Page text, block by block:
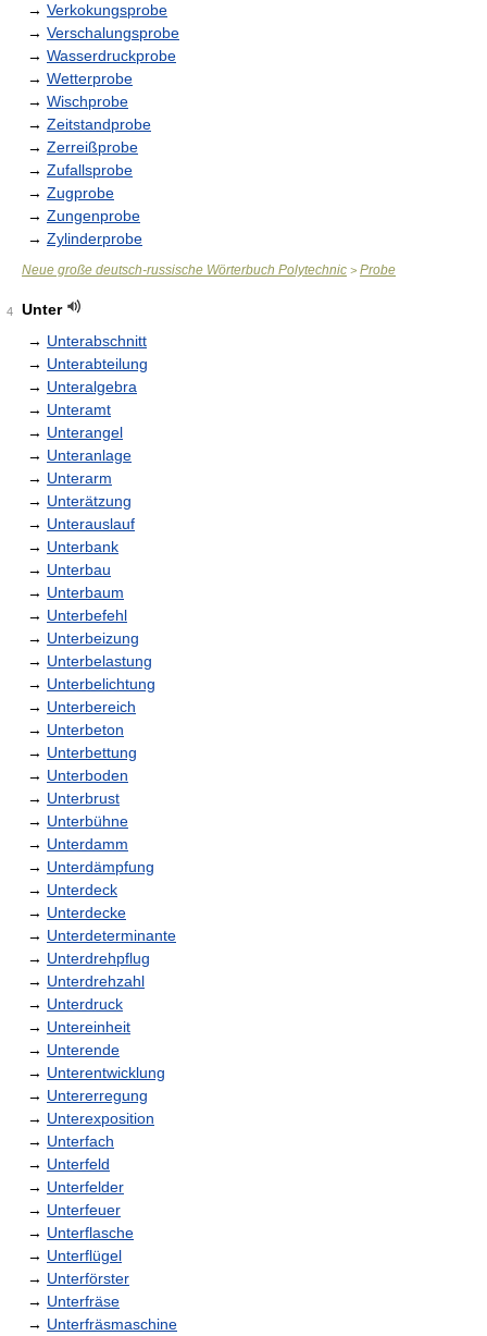
→ Verkokungsprobe
→ Verschalungsprobe
→ Wasserdruckprobe
→ Wetterprobe
→ Wischprobe
→ Zeitstandprobe
→ Zerreißprobe
→ Zufallsprobe
→ Zugprobe
→ Zungenprobe
→ Zylinderprobe
Neue große deutsch-russische Wörterbuch Polytechnic > Probe
4
Unter
→ Unterabschnitt
→ Unterabteilung
→ Unteralgebra
→ Unteramt
→ Unterangel
→ Unteranlage
→ Unterarm
→ Unterätzung
→ Unterauslauf
→ Unterbank
→ Unterbau
→ Unterbaum
→ Unterbefehl
→ Unterbeizung
→ Unterbelastung
→ Unterbelichtung
→ Unterbereich
→ Unterbeton
→ Unterbettung
→ Unterboden
→ Unterbrust
→ Unterbühne
→ Unterdamm
→ Unterdämpfung
→ Unterdeck
→ Unterdecke
→ Unterdeterminante
→ Unterdrehpflug
→ Unterdrehzahl
→ Unterdruck
→ Untereinheit
→ Unterende
→ Unterentwicklung
→ Untererregung
→ Unterexposition
→ Unterfach
→ Unterfeld
→ Unterfelder
→ Unterfeuer
→ Unterflasche
→ Unterflügel
→ Unterförster
→ Unterfräse
→ Unterfräsmaschine